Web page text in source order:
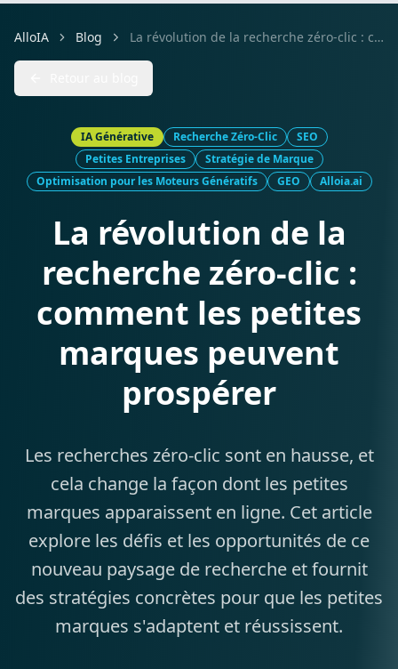
AlloIA Blog La révolution de la recherche zéro-clic : comment les petites marques peuvent prospérer
IA Générative Recherche Zéro-Clic
SEO
Petites Entreprises
Stratégie de Marque
Optimisation pour les Moteurs Génératifs
GEO Alloia.ai
La révolution de la
recherche zéro-clic :
comment les petites
marques peuvent
prospérer
Les recherches zéro-clic sont en hausse, et
cela change la façon dont les petites
marques apparaissent en ligne. Cet article
explore les défis et les opportunités de ce
nouveau paysage de recherche et fournit
des stratégies concrètes pour que les petites
marques s'adaptent et réussissent.